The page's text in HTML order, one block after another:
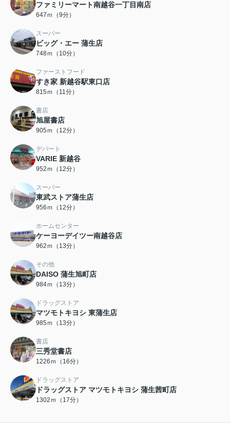
ファミリーマート南越谷一丁目南店
647ｍ（9分）
スーパー
ビッグ・エー 蒲生店
748ｍ（10分）
ファーストフード
すき家 新越谷駅東口店
815ｍ（11分）
書店
旭屋書店
905ｍ（12分）
デパート
VARIE 新越谷
952ｍ（12分）
スーパー
東武ストア蒲生店
956ｍ（12分）
ホームセンター
ケーヨーデイツー南越谷店
962ｍ（13分）
その他
DAISO 蒲生旭町店
984ｍ（13分）
ドラッグストア
マツモトキヨシ 東蒲生店
985ｍ（13分）
書店
三秀堂書店
1226ｍ（16分）
ドラッグストア
ドラッグストア マツモトキヨシ 蒲生茜町店
1302ｍ（17分）